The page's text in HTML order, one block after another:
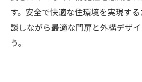
す。安全で快適な住環境を実現す
談しながら最適な門扉と外構デザ
う。